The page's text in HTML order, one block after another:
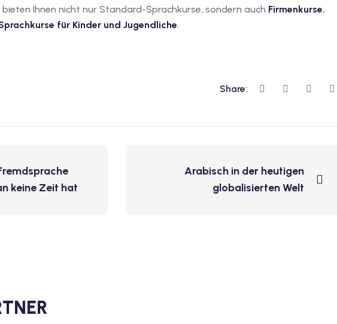
Ihnen nicht nur Standard-Sprachkurse, sondern auch Firmenkurse,
für Kinder und Jugendliche.
Share:
keine Zeit hat
Arabisch in der heutigen
globalisierten Welt